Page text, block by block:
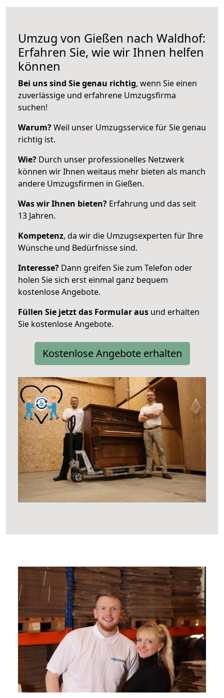
Umzug von Gießen nach Waldhof:
Erfahren Sie, wie wir Ihnen helfen
können
Bei uns sind Sie genau richtig, wenn Sie einen
zuverlässige und erfahrene Umzugsfirma
suchen!
Warum?Weil unser Umzugsservice für Sie genau
richtig ist.
Wie? Durch unser professionelles Netzwerk
können wir Ihnen weitaus mehr bieten als manch
andere Umzugsfirmen in Gießen.
Was wir Ihnen bieten? Erfahrung und das seit
13 Jahren.
Kompetenz, da wir die Umzugsexperten für Ihre
Wünsche und Bedürfnisse sind.
Interesse? Dann greifen Sie zum Telefon oder
holen Sie sich erst einmal ganz bequem
kostenlose Angebote.
Füllen Sie jetzt das Formular aus und erhalten
Sie kostenlose Angebote.
Kostenlose Angebote erhalten